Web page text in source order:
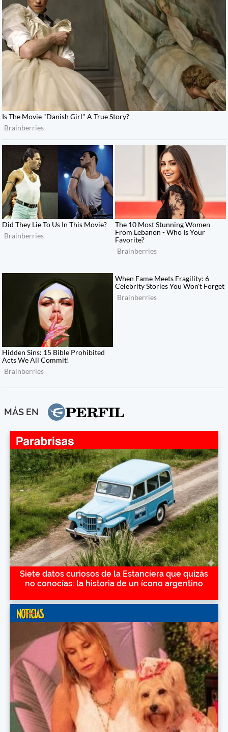
MÁS EN
Siete datos curiosos de la Estanciera que quizás
no conocías: la historia de un ícono argentino